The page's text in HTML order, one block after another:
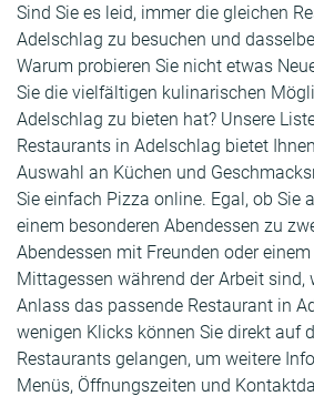
Sind Sie es leid, immer die gleichen
Adelschlag zu besuchen und
Warum probieren Sie nicht etwas
Sie die vielfältigen kulinarischen
Adelschlag zu bieten hat? Unsere
Restaurants in Adelschlag bietet
Auswahl an Küchen und
Sie einfach Pizza online. Egal, ob Sie
einem besonderen Abendessen zu
Abendessen mit Freunden oder
Mittagessen während der Arbeit sind,
Anlass das passende Restaurant in
wenigen Klicks können Sie direkt auf
Restaurants gelangen, um weitere
Menüs, Öffnungszeiten und